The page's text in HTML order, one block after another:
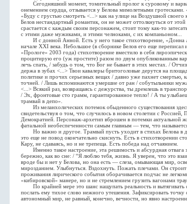
Сегодняшний момент, томительный пролог к суровому и
онемением сердца, отзывается у Белова мимолетными
«Буду с грустью смотреть <...> как на улице на Воздушной
Белов нестандартный романтик, он не может оттолкнуться от
срастается с каждым своим персонажем, стоит тому как-то
с этими даже мужиками, и этими челноками, с их компаньоном...
И с донной Анной. Есть у него такое стихотворение, «Донна
начале XXI века. Небольшое (в сборнике Белов его еще переписал
«Прологе» 2003 года) стихотворение вместило в себя
процитирую его (уж простите) разом по двум опубликованным
лечь спать, / забудь о том, что Бог не бывает в этих местах. /
держа в зубах <...> Твои кавалеры бритоголовые дерутся на
политике и прочих серьезных вещах / давно уже пахнет смертью,
точней. / Лишь вспоминаются умершие от ран / собутыльники
<...> Всякий раз, возвращаясь с дежурства, ты дремлешь в
/ Эх, фронтовые сто грамм, гарантированное тепло! / А ты
трамвай в депо».
Из меланхолических потемок обыденного существования
свидетельствуя о том, что случилось в новом столетии с
Демократией. Персонаж-архетип вброшен в потемки актуальной
фатальной необеспеченности самым главным — тем, что
Но важно и другое. Трамвай пусть уходит в стихах Белова в
это еще не повод окончательно скиснуть. Есть в стихотворении
Кару, не сдаваясь, но и не трепеща. Есть победа над отчаянием.
Именно такое настроение, эта решимость и абсурдная отвага
бережно, как во сне: / “Я люблю тебя, жизнь. Я уверен, что это
вроде бы и нет у Белова, но она есть — слеза, омывающая мир,
мирозданием. Улыбнуться. Вздохнуть. Пожать плечами. Он
проживания лирического события оборачивается подчас не
«кибировской» манере, но и не стремлением грузить вагонами
По крайней мере это шанс нащупать реальность и вытягивать
послать ему тихое слово нежного утешения. Зафиксировать
автономный мир, не равный, конечно, вечности, но явно